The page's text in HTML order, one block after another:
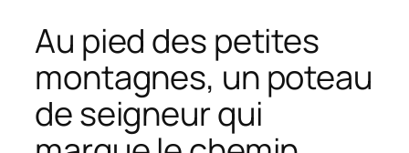
Au pied des petites
montagnes, un poteau
de seigneur qui